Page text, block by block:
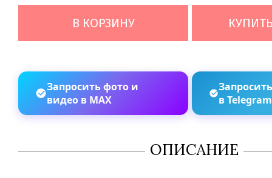
В КОРЗИНУ
Запросить фото и
видео в MAX
в
ОПИСАНИЕ